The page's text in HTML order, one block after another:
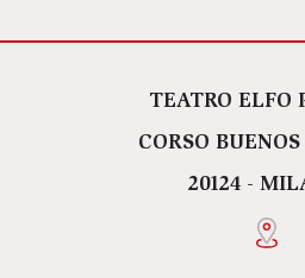
TEATRO ELFO
CORSO
20124 -